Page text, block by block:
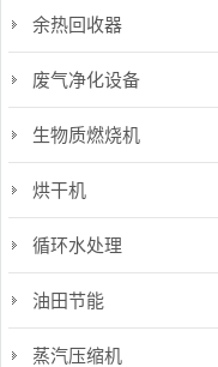
余热回收器
废气净化设备
生物质燃烧机
烘干机
循环水处理
油田节能
蒸汽压缩机